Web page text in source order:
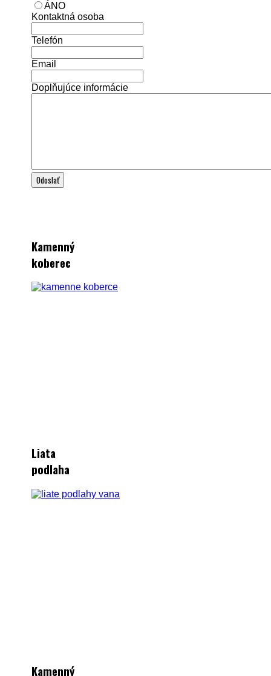
ÁNO
Kontaktná osoba
Telefón
Email
Doplňujúce informácie
Kamenný
koberec
Liata
podlaha
Kamenný